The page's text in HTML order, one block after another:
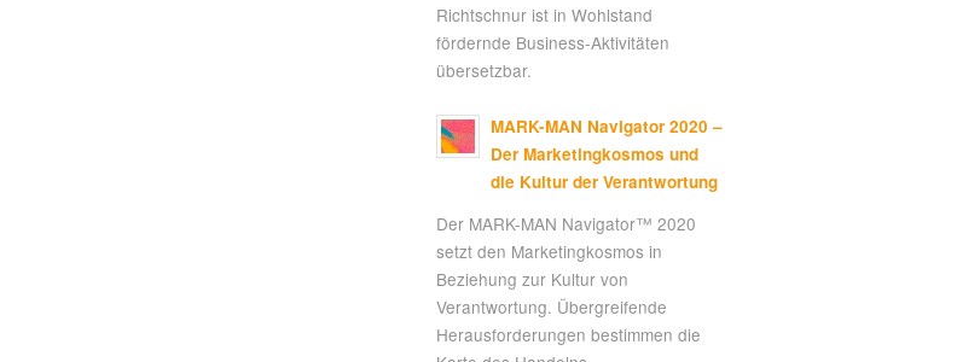
Richtschnur ist in Wohlstand
fördernde Business-Aktivitäten
übersetzbar.
MARK-MAN Navigator 2020 –
Der Marketingkosmos und
die Kultur der Verantwortung
Der MARK-MAN Navigator™ 2020
setzt den Marketingkosmos in
Beziehung zur Kultur von
Verantwortung. Übergreifende
Herausforderungen bestimmen die